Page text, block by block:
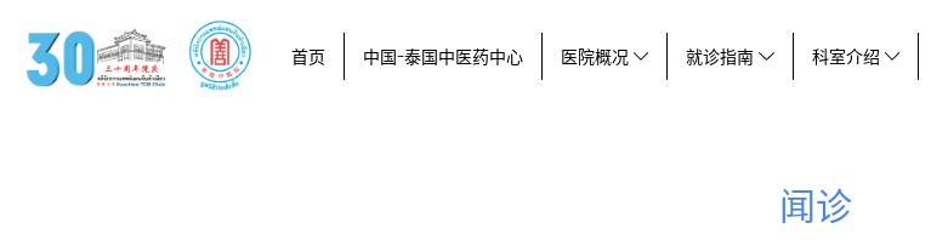
首页 中国-泰国中医药中心 医院概况 就诊指南 科室介绍
闻诊